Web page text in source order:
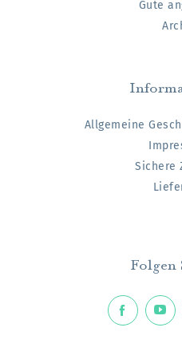
Gute
Allgemeine
Sichere
Folgen